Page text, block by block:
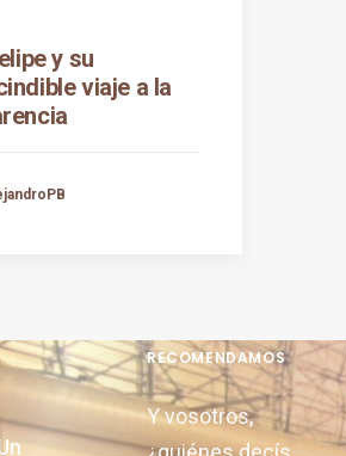
y su
viaje a la
RECOMENDAMOS
Y vosotros,